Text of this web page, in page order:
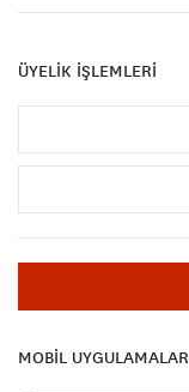
ÜYELİK İŞLEMLERİ
MOBİL UYGULAMALAR